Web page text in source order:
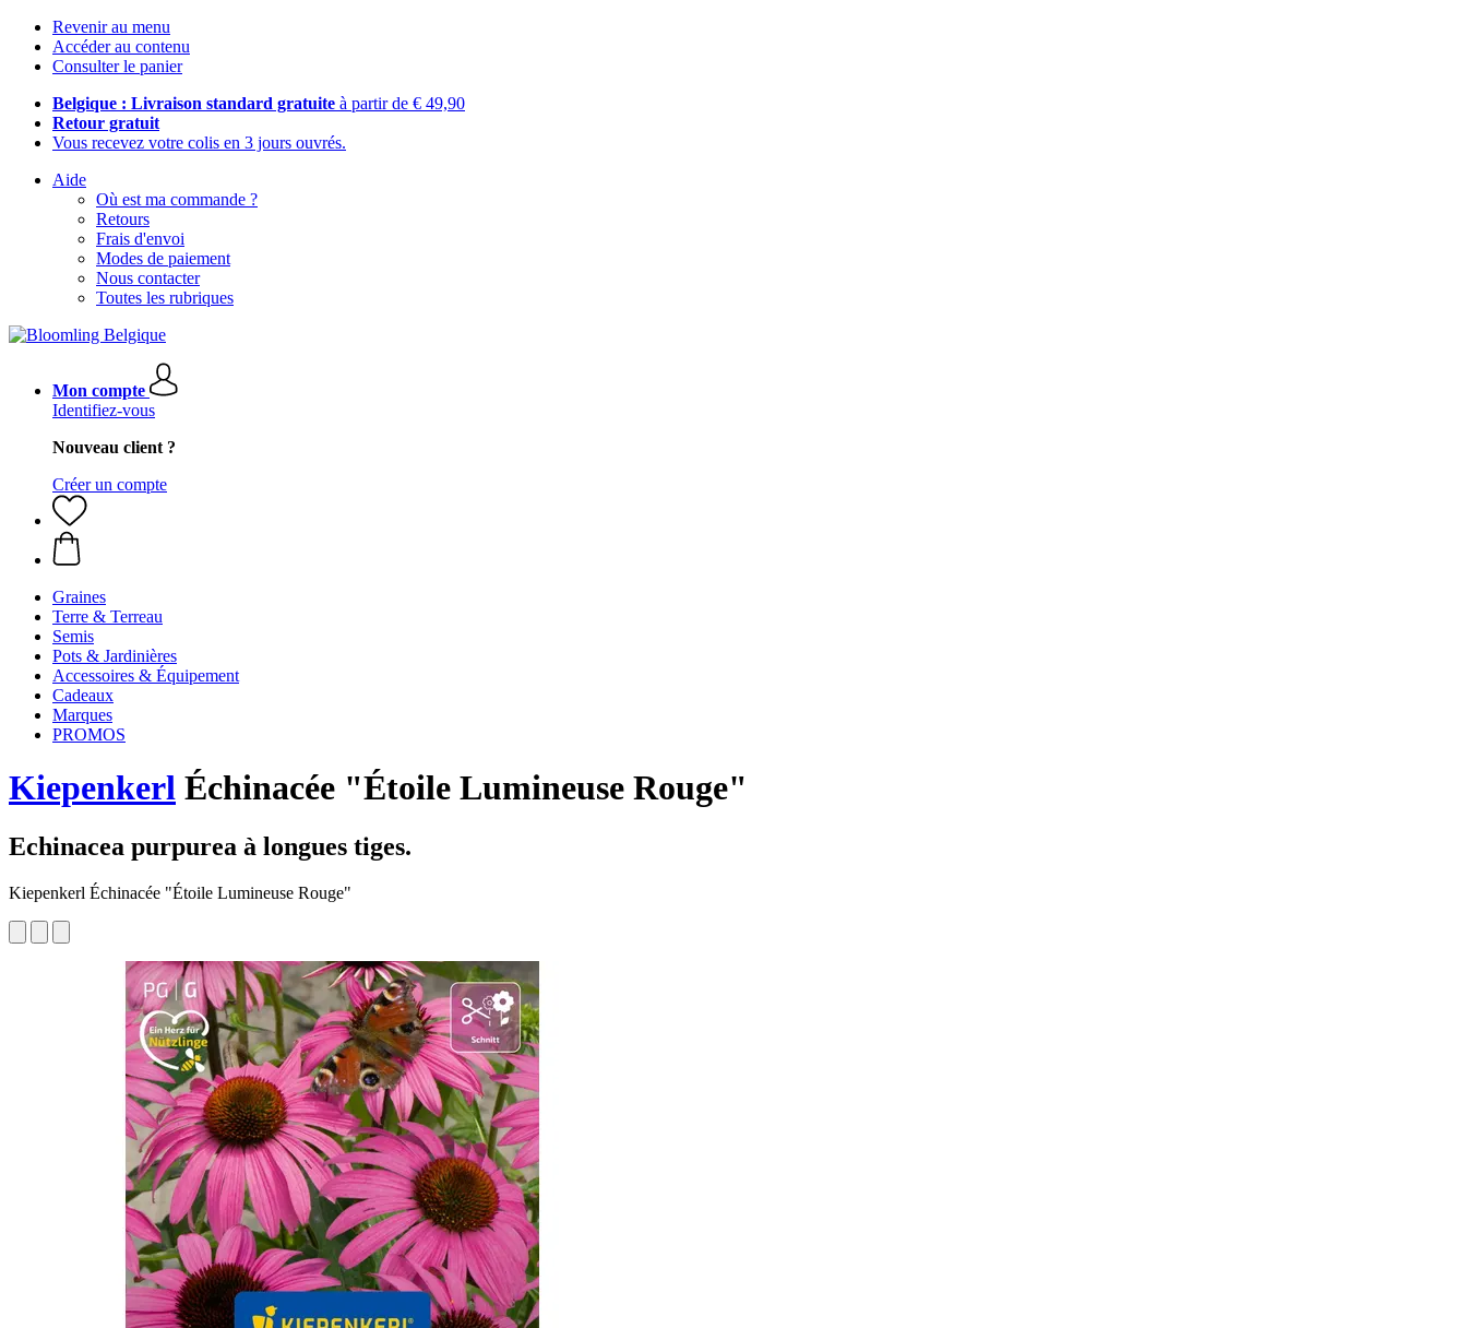
Revenir au menu
Accéder au contenu
Consulter le panier
Belgique : Livraison standard gratuite à partir de € 49,90
Retour gratuit
Vous recevez votre colis en 3 jours ouvrés.
Aide
Où est ma commande ?
Retours
Frais d'envoi
Modes de paiement
Nous contacter
Toutes les rubriques
Mon compte
Identifiez-vous
Nouveau client ?
Créer un compte
Graines
Terre & Terreau
Semis
Pots & Jardinières
Accessoires & Équipement
Cadeaux
Marques
PROMOS
Kiepenkerl Échinacée "Étoile Lumineuse Rouge"
Echinacea purpurea à longues tiges.
Kiepenkerl Échinacée "Étoile Lumineuse Rouge"